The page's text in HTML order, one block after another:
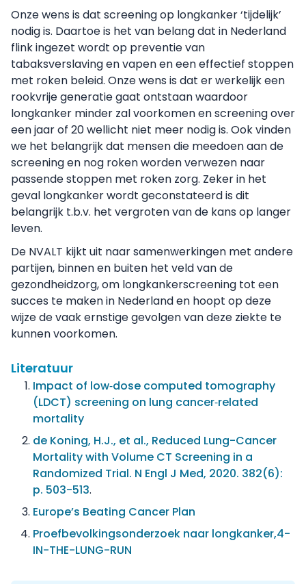
Onze wens is dat screening op longkanker ‘tijdelijk’
nodig is. Daartoe is het van belang dat in Nederland
flink ingezet wordt op preventie van
tabaksverslaving en vapen en een effectief stoppen
met roken beleid. Onze wens is dat er werkelijk een
rookvrije generatie gaat ontstaan waardoor
longkanker minder zal voorkomen en screening over
een jaar of 20 wellicht niet meer nodig is. Ook vinden
we het belangrijk dat mensen die meedoen aan de
screening en nog roken worden verwezen naar
passende stoppen met roken zorg. Zeker in het
geval longkanker wordt geconstateerd is dit
belangrijk t.b.v. het vergroten van de kans op langer
leven.
De NVALT kijkt uit naar samenwerkingen met andere
partijen, binnen en buiten het veld van de
gezondheidzorg, om longkankerscreening tot een
succes te maken in Nederland en hoopt op deze
wijze de vaak ernstige gevolgen van deze ziekte te
kunnen voorkomen.
Literatuur
Impact of low‐dose computed tomography
(LDCT) screening on lung cancer‐related
mortality
de Koning, H.J., et al., Reduced Lung-Cancer
Mortality with Volume CT Screening in a
Randomized Trial. N Engl J Med, 2020. 382(6):
p. 503-513.
Europe’s Beating Cancer Plan
Proefbevolkingsonderzoek naar longkanker,4-
IN-THE-LUNG-RUN